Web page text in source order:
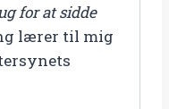
for at sidde
lærer til mig